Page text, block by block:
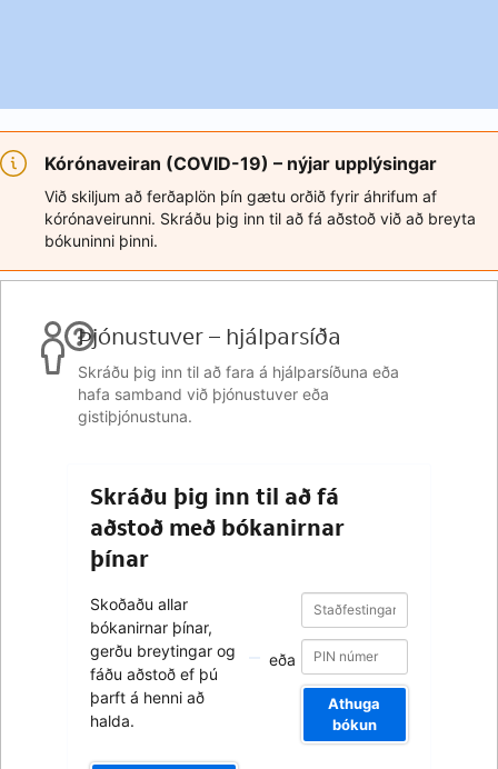
Kórónaveiran (COVID-19) – nýjar upplýsingar
Við skiljum að ferðaplön þín gætu orðið fyrir áhrifum af
kórónaveirunni. Skráðu þig inn til að fá aðstoð við að breyta
bókuninni þinni.
Þjónustuver – hjálparsíða
Skráðu þig inn til að fara á hjálparsíðuna eða
hafa samband við þjónustuver eða
gistiþjónustuna.
Skráðu þig inn til að fá
aðstoð með bókanirnar
þínar
Skoðaðu allar
bókanirnar þínar,
gerðu breytingar og
fáðu aðstoð ef þú
þarft á henni að
halda.
eða
Staðfestingarnúmer
Staðfestingarnúmer
Athuga
bókun